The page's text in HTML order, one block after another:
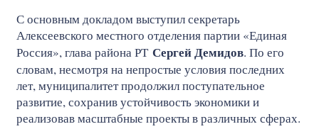
С основным докладом выступил секретарь
Алексеевского местного отделения партии «Единая
Россия», глава района РТ Сергей Демидов. По его
словам, несмотря на непростые условия последних
лет, муниципалитет продолжил поступательное
развитие, сохранив устойчивость экономики и
реализовав масштабные проекты в различных сферах.